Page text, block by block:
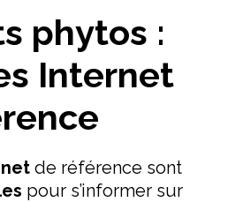
phytos :
Internet
de référence sont
pour s’informer sur